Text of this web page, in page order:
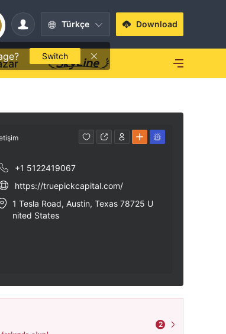
Türkçe
Switch
Download
+1 5122419067
https://truepickcapital.com/
1 Tesla Road, Austin, Texas 78725 U
nited States
2